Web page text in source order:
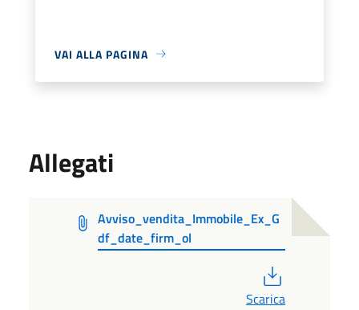
VAI ALLA PAGINA
Allegati
Avviso_vendita_Immobile_Ex_G
df_date_firm_ol
Scarica